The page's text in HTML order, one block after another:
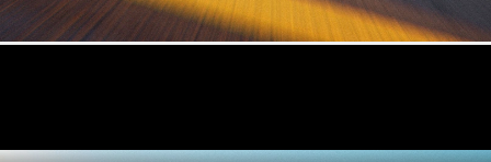
AMG GT
Coupé